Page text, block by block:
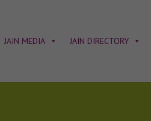
JAIN MEDIA JAIN DIRECTORY